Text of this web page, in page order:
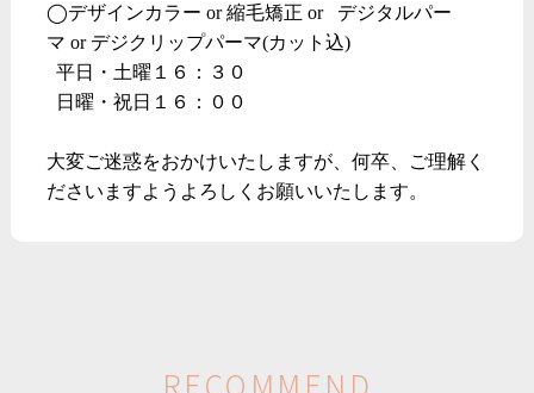
◯デザインカラー or 縮毛矯正 or デジタルパー
マ or デジクリップパーマ(カット込)
平日・土曜１６：３０
日曜・祝日１６：００
大変ご迷惑をおかけいたしますが、何卒、ご理解く
ださいますようよろしくお願いいたします。
RECO MM EN D